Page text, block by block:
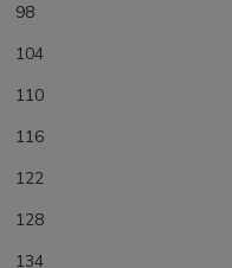
98
104
110
116
122
128
134